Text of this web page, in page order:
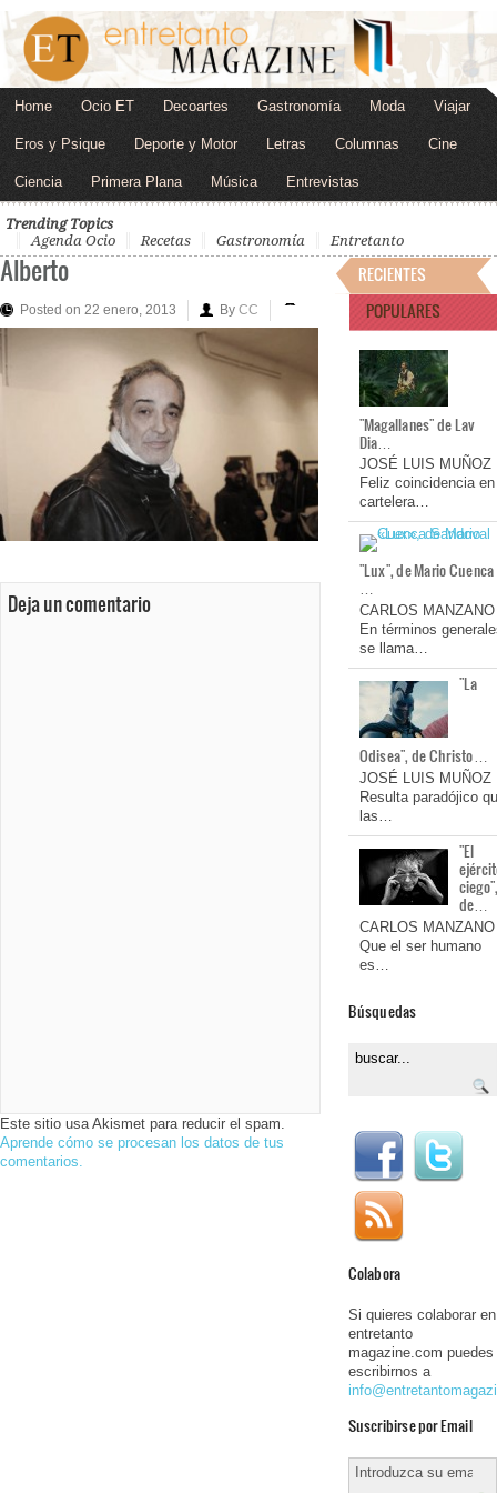
Home Ocio ET Decoartes Gastronomía Moda Viajar
Eros y Psique Deporte y Motor Letras Columnas Cine
Ciencia Primera Plana Música Entrevistas
Trending Topics
Agenda Ocio
Recetas Gastronomía Entretanto
Alberto
Posted on 22 enero, 2013 By CC
Deja un comentario
Este sitio usa Akismet para reducir el spam.
Aprende cómo se procesan los datos de tus
comentarios.
RECIENTES
POPULARES
"Magallanes" de Lav
Dia…
JOSÉ LUIS MUÑOZ
Feliz coincidencia en
cartelera…
"Lux", de Mario Cuenca
…
CARLOS MANZANO
En términos
se llama…
"La
Odisea", de Christo…
JOSÉ LUIS MUÑOZ
Resulta paradójico
las…
"El
de…
CARLOS MANZANO
Que el ser humano
es…
Búsquedas
Colabora
Si quieres colaborar en
entretanto
magazine.com puedes
escribirnos a
Suscribirse por Email